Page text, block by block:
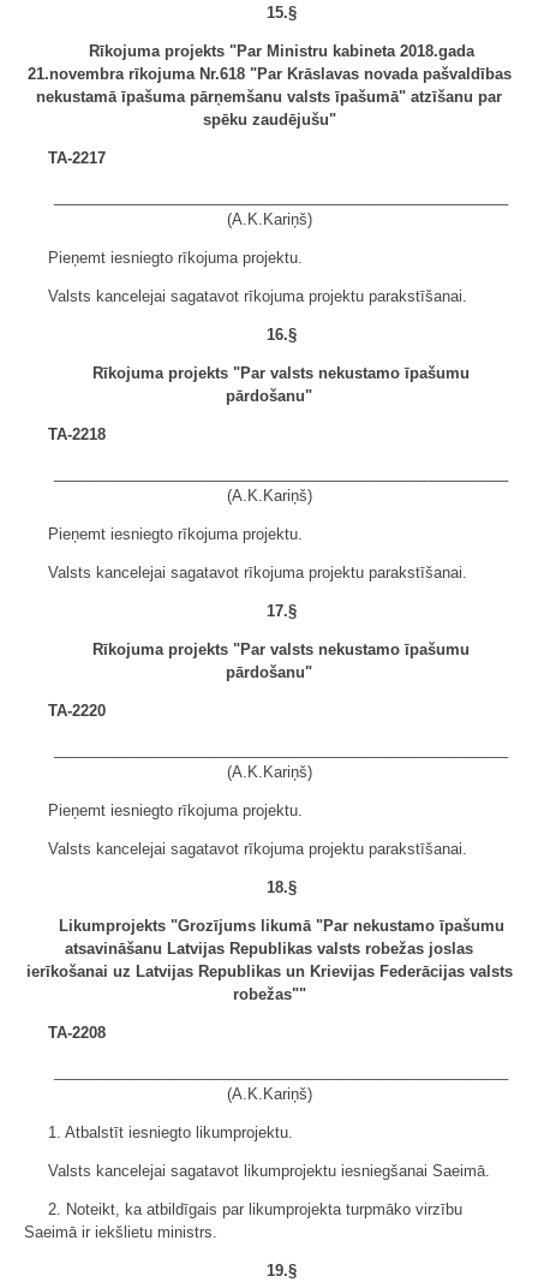
15.§
Rīkojuma projekts "Par Ministru kabineta 2018.gada
21.novembra rīkojuma Nr.618 "Par Krāslavas novada pašvaldības
nekustamā īpašuma pārņemšanu valsts īpašumā" atzīšanu par
spēku zaudējušu"
TA-2217
(A.K.Kariņš)
Pieņemt iesniegto rīkojuma projektu.
Valsts kancelejai sagatavot rīkojuma projektu parakstīšanai.
16.§
Rīkojuma projekts "Par valsts nekustamo īpašumu
pārdošanu"
TA-2218
(A.K.Kariņš)
Pieņemt iesniegto rīkojuma projektu.
Valsts kancelejai sagatavot rīkojuma projektu parakstīšanai.
17.§
Rīkojuma projekts "Par valsts nekustamo īpašumu
pārdošanu"
TA-2220
(A.K.Kariņš)
Pieņemt iesniegto rīkojuma projektu.
Valsts kancelejai sagatavot rīkojuma projektu parakstīšanai.
18.§
Likumprojekts "Grozījums likumā "Par nekustamo īpašumu
atsavināšanu Latvijas Republikas valsts robežas joslas
ierīkošanai uz Latvijas Republikas un Krievijas Federācijas valsts
robežas""
TA-2208
(A.K.Kariņš)
1. Atbalstīt iesniegto likumprojektu.
Valsts kancelejai sagatavot likumprojektu iesniegšanai Saeimā.
2. Noteikt, ka atbildīgais par likumprojekta turpmāko virzību
Saeimā ir iekšlietu ministrs.
19.§